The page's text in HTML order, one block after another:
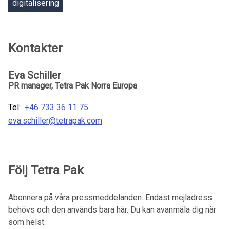
digitalisering
Kontakter
Eva Schiller
PR manager, Tetra Pak Norra Europa
Tel: +46 733 36 11 75
eva.schiller@tetrapak.com
Följ Tetra Pak
Abonnera på våra pressmeddelanden. Endast mejladress
behövs och den används bara här. Du kan avanmäla dig när
som helst.